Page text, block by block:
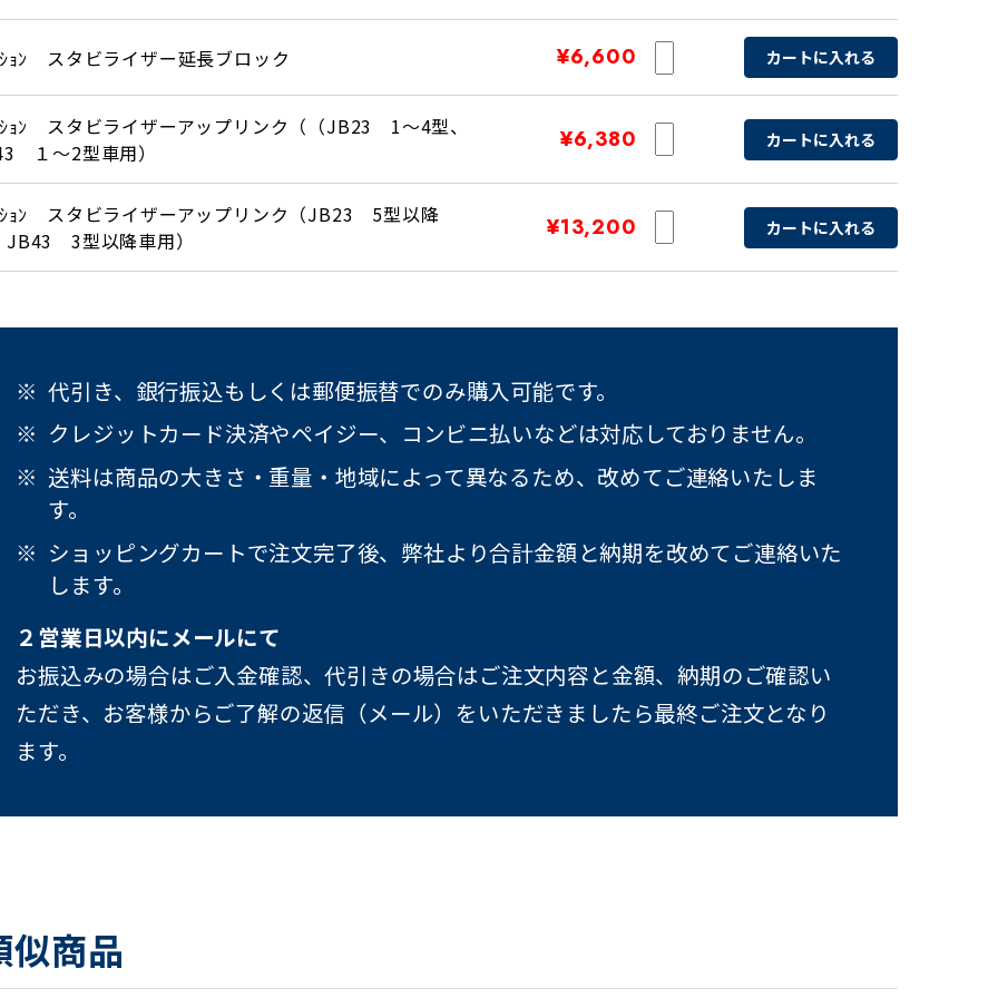
ｮﾝ スタビライザー延長ブロック ¥6,600 カートに入れる
ｮﾝ スタビライザーアップリンク（（JB23 1～4型、
１～2型車用）
¥6,380 カートに入れる
ｮﾝ スタビライザーアップリンク（JB23 5型以降
JB43 3型以降車用）
¥13,200 カートに入れる
代引き、銀行振込もしくは郵便振替でのみ購入可能です。
クレジットカード決済やペイジー、コンビニ払いなどは対応しておりません。
送料は商品の大きさ・重量・地域によって異なるため、改めてご連絡いたしま
す。
ショッピングカートで注文完了後、弊社より合計金額と納期を改めてご連絡いた
します。
２営業日以内にメールにて
お振込みの場合はご入金確認、代引きの場合はご注文内容と金額、納期のご確認い
ただき、お客様からご了解の返信（メール）をいただきましたら最終ご注文となり
ます。
似商品